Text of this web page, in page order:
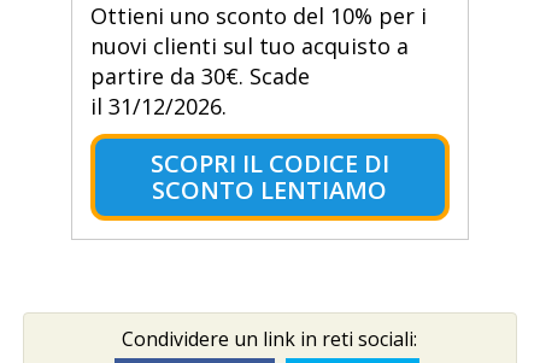
Ottieni uno sconto del 10% per i
nuovi clienti sul tuo acquisto a
partire da 30€. Scade
il 31/12/2026.
SCOPRI IL CODICE DI
SCONTO LENTIAMO
Condividere un link in reti sociali: